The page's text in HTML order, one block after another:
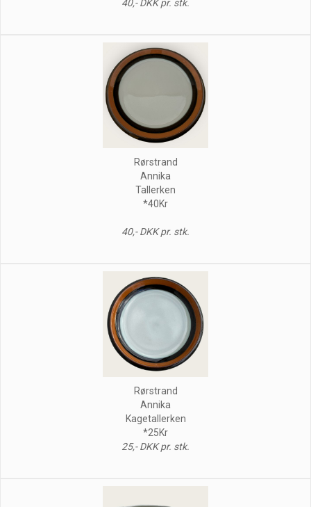
40,- DKK pr. stk.
Rørstrand
Annika
Tallerken
*40Kr
40,- DKK pr. stk.
Rørstrand
Annika
Kagetallerken
*25Kr
25,- DKK pr. stk.